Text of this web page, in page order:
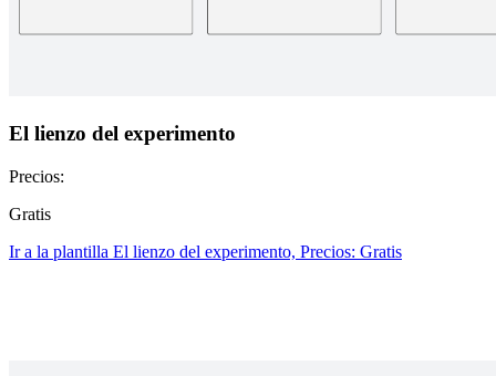
El lienzo del experimento
Precios:
Gratis
Ir a la plantilla El lienzo del experimento, Precios: Gratis